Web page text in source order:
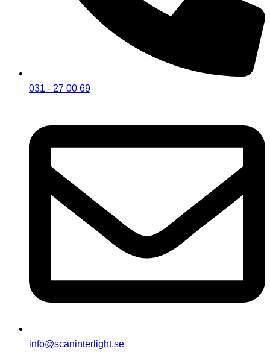
031 - 27 00 69
info@scaninterlight.se